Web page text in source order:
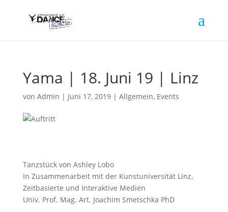
Yama | 18. Juni 19 | Linz
von Admin | Juni 17, 2019| Allgemein, Events
Tanzstück von Ashley Lobo
In Zusammenarbeit mit der Kunstuniversität Linz,
Zeitbasierte und Interaktive Medien
Univ. Prof. Mag. Art. Joachim Smetschka PhD